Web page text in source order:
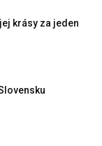
krásy za jeden